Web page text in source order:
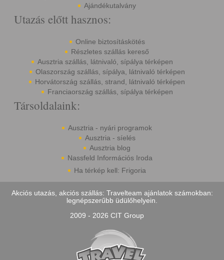
Ajándékutalvány
Utazás előtt hasznos:
Online biztosításkötés
Részletes szállás kereső
Ausztria szállás, látnivaló, sípálya térképen
Olaszország szállás, sípálya, látnivaló térképen
Horvátország szállás, strand, látnivaló térképen
Franciaország szállás, sípálya térképen
Társoldalaink:
Ausztria - nyári programok
Ausztria - síelés
Ausztria blog
Nassfeld Információs Iroda
Ha térkép kell: Frigoria
Akciós utazás, akciós szállás: Travelteam ajánlatok számokban:
legnépszerűbb üdülőhelyein.
2009 - 2026 CIT Group